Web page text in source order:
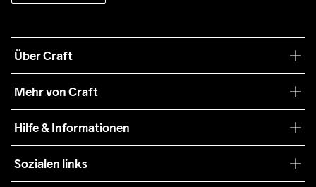
Über Craft
Nachhaltigkeit
Mehr von Craft
Teamwear
Zusammenarbeit
Hilfe & Informationen
Retouren
Sozialen links